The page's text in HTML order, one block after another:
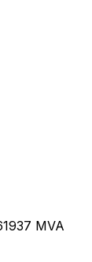
MVA